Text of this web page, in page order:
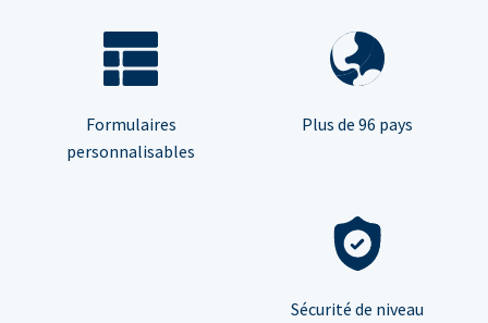
Formulaires
personnalisables
Plus de 96 pays
Sécurité de niveau